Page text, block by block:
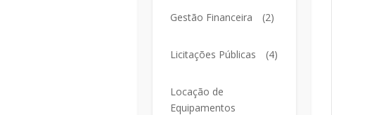
Gestão Financeira (2)
Licitações Públicas (4)
Locação de
Equipamentos